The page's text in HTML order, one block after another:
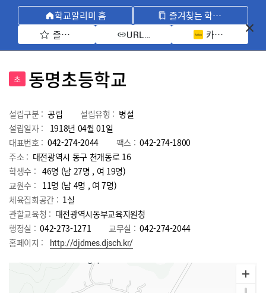
학교알리미 홈
즐겨찾는 학교 모아보기
즐겨찾기 선택
URL 복사 카카오톡 공유
초 동명초등학교
설립구분 : 공립 설립유형 : 병설
설립일자 :
1918년 04월 01일
대표번호 : 042-274-2044 팩스 : 042-274-1800
주소 : 대전광역시 동구 천개동로 16
학생수 : 46명 (남 27명 , 여 19명)
교원수 : 11명 (남 4명 , 여7명)
체육집회공간 : 1실
관할교육청 : 대전광역시동부교육지원청
행정실 : 042-273-1271 교무실 : 042-274-2044
홈페이지 :
http://djdmes.djsch.kr/